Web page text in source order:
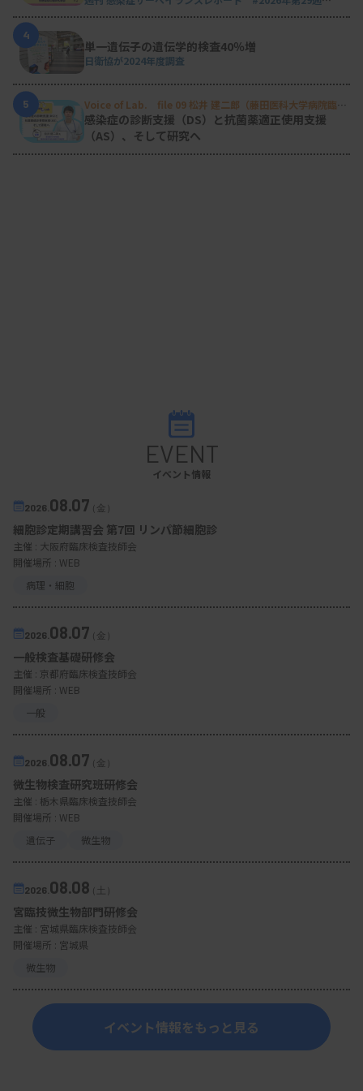
4
単一遺伝子の遺伝学的検査40％増
日衛協が2024年度調査
5
Voice of Lab. file 09 松井 建二郎（藤田医科大学病院臨床
検査部微生物遺伝子検査室）
感染症の診断支援（DS）と抗菌薬適正使用支援
（AS）、そして研究へ
EVENT
イベント情報
2026. 08.07（金）
細胞診定期講習会 第7回 リンパ節細胞診
主催 : 大阪府臨床検査技師会
開催場所 : WEB
病理・細胞
2026. 08.07（金）
一般検査基礎研修会
主催 : 京都府臨床検査技師会
開催場所 : WEB
一般
2026. 08.07（金）
微生物検査研究班研修会
主催 : 栃木県臨床検査技師会
開催場所 : WEB
遺伝子
微生物
2026. 08.08（土）
宮臨技微生物部門研修会
主催 : 宮城県臨床検査技師会
開催場所 : 宮城県
微生物
イベント情報をもっと見る